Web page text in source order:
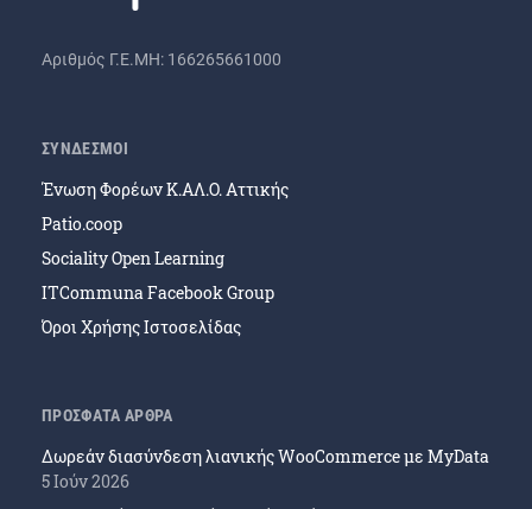
Αριθμός Γ.Ε.ΜΗ: 166265661000
ΣΥΝΔΕΣΜΟΙ
Ένωση Φορέων Κ.ΑΛ.Ο. Αττικής
Patio.coop
Sociality Open Learning
ITCommuna Facebook Group
Όροι Χρήσης Ιστοσελίδας
ΠΡΟΣΦΑΤΑ ΑΡΘΡΑ
Δωρεάν διασύνδεση λιανικής WooCommerce με MyData
5 Ιούν 2026